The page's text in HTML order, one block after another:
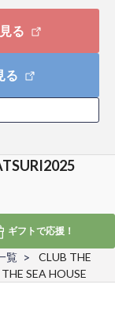
る
る
ギフトで応援！
覧
CLUB THE
SEA HOUSE